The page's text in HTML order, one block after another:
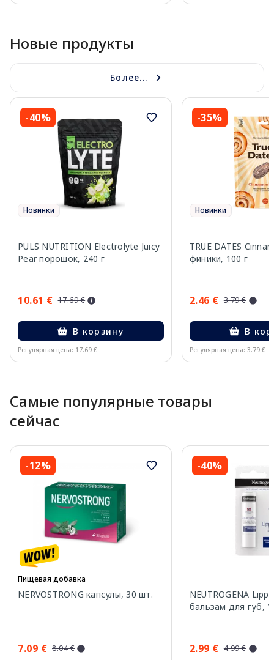
Новые продукты
Более...
-40%
Новинки
PULS NUTRITION Electrolyte Juicy
Pear порошок, 240 г
10.61 € 17.69 €
В корзину
Регулярная цена: 17.69 €
-35%
Новинки
TRUE DATES
финики, 100 г
2.46 € 3.79 €
В
Регулярная цена: 3.79 €
Самые популярные товары
сейчас
-12%
Пищевая добавка
NERVOSTRONG капсулы, 30 шт.
7.09 € 8.04 €
-40%
NEUTROGENA
бальзам для губ,
2.99 € 4.99 €